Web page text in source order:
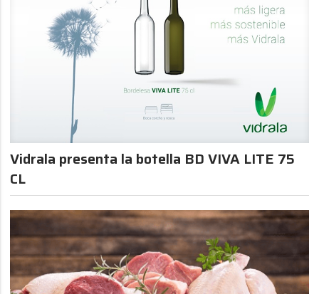
Vidrala presenta la botella BD VIVA LITE 75
CL